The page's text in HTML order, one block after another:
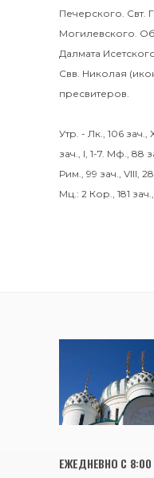
Печерского. Свт.
Могилевского.
Далмата
Свв. Николая (
пресвитеров.
Утр. - Лк., 106 зач.,
зач., I, 1-7. Мф., 88
Рим., 99 зач., VIII,
Мц.: 2 Кор., 181 зач.,
ЕЖЕДНЕВНО С